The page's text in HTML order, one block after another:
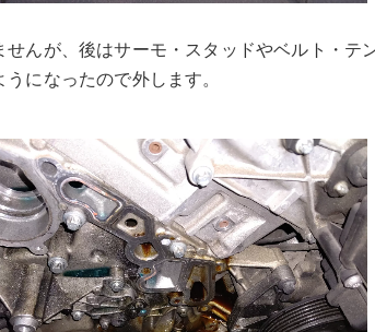
んが、後はサーモ・スタッドやベルト・テ
になったので外します。